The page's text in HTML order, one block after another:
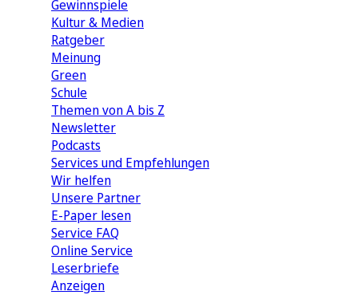
Gewinnspiele
Kultur & Medien
Ratgeber
Meinung
Green
Schule
Themen von A bis Z
Newsletter
Podcasts
Services und Empfehlungen
Wir helfen
Unsere Partner
E-Paper lesen
Service FAQ
Online Service
Leserbriefe
Anzeigen